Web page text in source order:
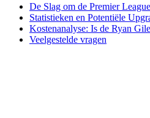
De Slag om de Premier
Statistieken en Potentiële
Kostenanalyse: Is de Ryan
Veelgestelde vragen